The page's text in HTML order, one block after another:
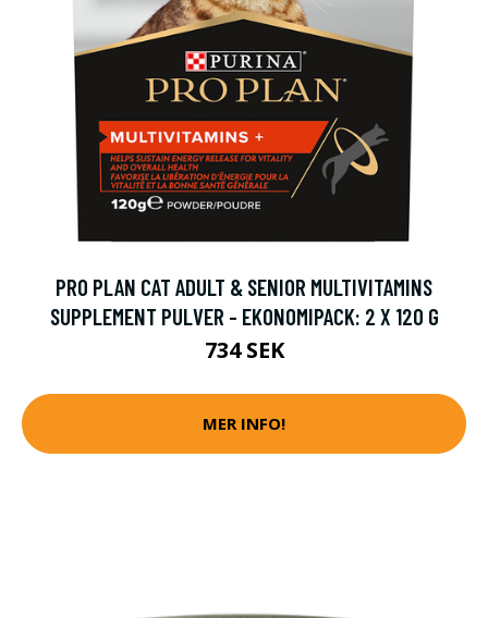
PRO PLAN CAT ADULT & SENIOR MULTIVITAMINS
SUPPLEMENT PULVER - EKONOMIPACK: 2 X 120 G
734 SEK
MER INFO!